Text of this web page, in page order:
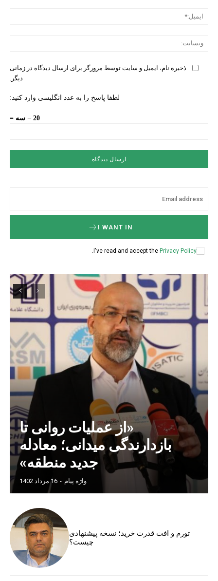
ذخیره نام، ایمیل و سایت توسط مرورگر برای ارسال دیدگاه در زمانی
دیگر.
لطفا پاسخ را به عدد انگلیسی وارد کنید:
20 − سه =
I WANT IN
I've read and accept the Privacy Policy
«از عملیات روانی تا
بازدارندگی میدانی؛ معادله
جدید منطقه»
واژه پیام - 16 مرداد 1402
تورم و افت قدرت خرید؛ نسخه پیشنهادی
چیست؟